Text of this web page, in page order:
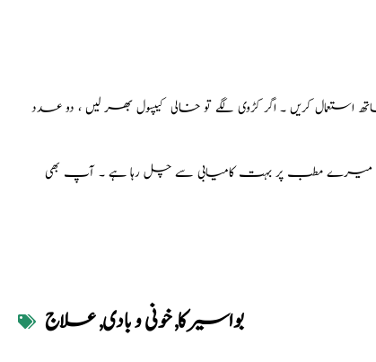
، رات 1 گرام، پانی یا دودھ کے ساتھ استعمال کریں ۔ اگر کڑوی لگے تو خالی کیپسول بھر لیں ، دو عدد
۔ یہ نسخہ میرے مطب پر بہت کامیابی سے چل رہا ہے ۔ آپ بھی
بواسیرکا,خونی و بادی,علاج